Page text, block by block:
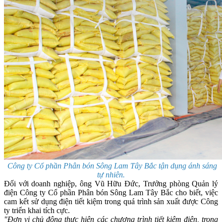
Công ty Cổ phần Phân bón Sông Lam Tây Bắc tận dụng ánh sáng
tự nhiên.
Đối với doanh nghiệp, ông Vũ Hữu Đức, Trưởng phòng Quản lý
điện Công ty Cổ phần Phân bón Sông Lam Tây Bắc cho biết, việc
cam kết sử dụng điện tiết kiệm trong quá trình sản xuất được Công
ty triển khai tích cực.
"Đơn vị chủ động thực hiện các chương trình tiết kiệm điện, trong